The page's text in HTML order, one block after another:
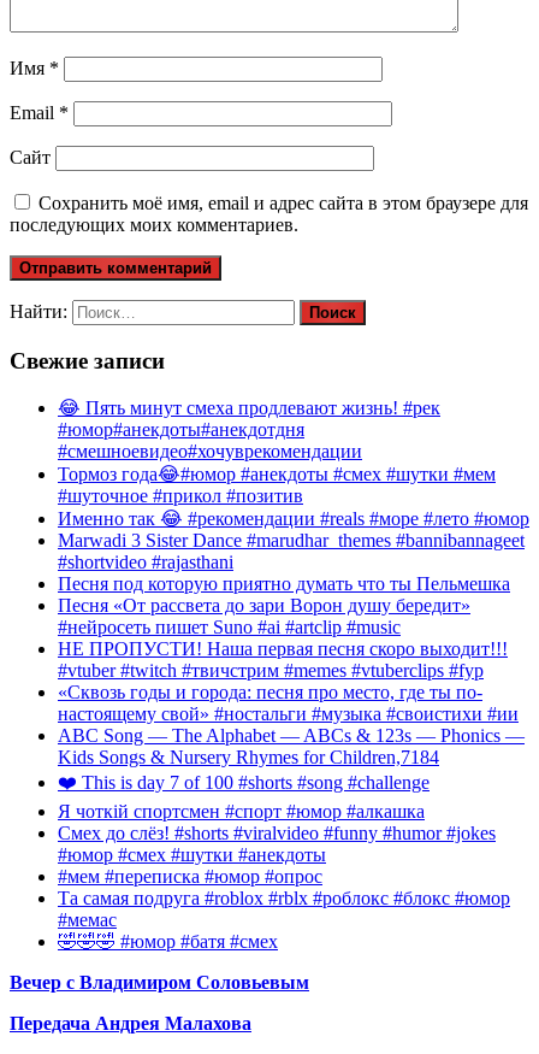
Имя *
Email *
Сайт
Сохранить моё имя, email и адрес сайта в этом браузере для
последующих моих комментариев.
Найти:
Свежие записи
😂 Пять минут смеха продлевают жизнь! #рек
#юмор#анекдоты#анекдотдня
#смешноевидео#хочуврекомендации
Тормоз года😂#юмор #анекдоты #смех #шутки #мем
#шуточное #прикол #позитив
Именно так 😂 #рекомендации #reals #море #лето #юмор
Marwadi 3 Sister Dance #marudhar_themes #bannibannageet
#shortvideo #rajasthani
Песня под которую приятно думать что ты Пельмешка
Песня «От рассвета до зари Ворон душу бередит»
#нейросеть пишет Suno #ai #artclip #music
НЕ ПРОПУСТИ! Наша первая песня скоро выходит!!!
#vtuber #twitch #твичстрим #memes #vtuberclips #fyp
«Сквозь годы и города: песня про место, где ты по-
настоящему свой» #ностальги #музыка #своистихи #ии
ABC Song — The Alphabet — ABCs & 123s — Phonics —
Kids Songs & Nursery Rhymes for Children,7184
❤️ This is day 7 of 100 #shorts #song #challenge
Я чоткій спортсмен #спорт #юмор #алкашка
Смех до слёз! #shorts #viralvideo #funny #humor #jokes
#юмор #смех #шутки #анекдоты
#мем #переписка #юмор #опрос
Та самая подруга #roblox #rblx #роблокс #блокс #юмор
#мемас
🤣🤣🤣 #юмор #батя #смех
Вечер с Владимиром Соловьевым
Передача Андрея Малахова